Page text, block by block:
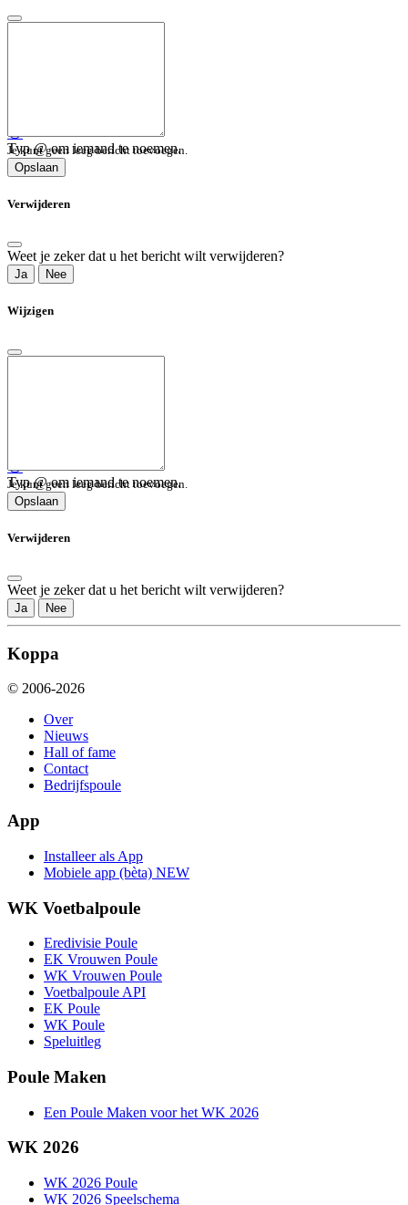
Typ @ om iemand te noemen.
😀
Je kunt geen leeg bericht toevoegen.
Opslaan
Verwijderen
Weet je zeker dat u het bericht wilt verwijderen?
Ja Nee
Wijzigen
Typ @ om iemand te noemen.
😀
Je kunt geen leeg bericht toevoegen.
Opslaan
Verwijderen
Weet je zeker dat u het bericht wilt verwijderen?
Ja Nee
Koppa
© 2006-2026
Over
Nieuws
Hall of fame
Contact
Bedrijfspoule
App
Installeer als App
Mobiele app (bèta) NEW
WK Voetbalpoule
Eredivisie Poule
EK Vrouwen Poule
WK Vrouwen Poule
Voetbalpoule API
EK Poule
WK Poule
Speluitleg
Poule Maken
Een Poule Maken voor het WK 2026
WK 2026
WK 2026 Poule
WK 2026 Speelschema